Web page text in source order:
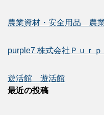
農業資材・安全用品 農
purple7 株式会社Ｐｕｒ
遊活館 遊活館
最近の投稿